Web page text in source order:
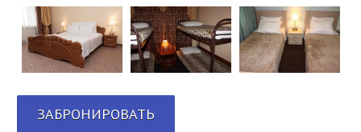
ЗАБРОНИРОВАТЬ